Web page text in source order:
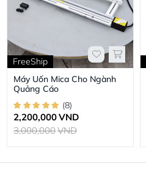
FreeShip
Máy Uốn Mica Cho Ngành
Quảng Cáo
(8)
2,200,000VND
3,000,000VND